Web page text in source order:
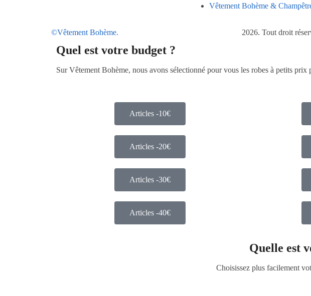
Vêtement Bohème &
©Vêtement Bohème. 2026. Tout droit
Quel est votre budget ?
Sur Vêtement Bohème, nous avons sélectionné pour vous les robes à petits prix
Articles -10€
Articles -20€
Articles -30€
Articles -40€
Quelle est
Choisissez plus facilement